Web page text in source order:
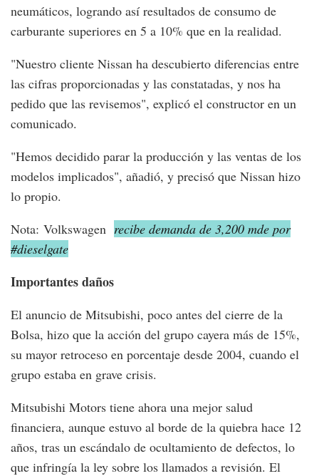
neumáticos, logrando así resultados de consumo de
carburante superiores en 5 a 10% que en la realidad.
"Nuestro cliente Nissan ha descubierto diferencias entre
las cifras proporcionadas y las constatadas, y nos ha
pedido que las revisemos", explicó el constructor en un
comunicado.
"Hemos decidido parar la producción y las ventas de los
modelos implicados", añadió, y precisó que Nissan hizo
lo propio.
Nota: Volkswagen recibe demanda de 3,200 mde por
#dieselgate
Importantes daños
El anuncio de Mitsubishi, poco antes del cierre de la
Bolsa, hizo que la acción del grupo cayera más de 15%,
su mayor retroceso en porcentaje desde 2004, cuando el
grupo estaba en grave crisis.
Mitsubishi Motors tiene ahora una mejor salud
financiera, aunque estuvo al borde de la quiebra hace 12
años, tras un escándalo de ocultamiento de defectos, lo
que infringía la ley sobre los llamados a revisión. El